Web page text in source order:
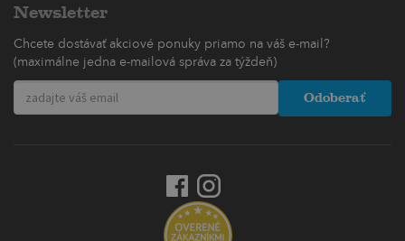
Newsletter
Chcete dostávať akciové ponuky priamo na váš e-mail?
(maximálne jedna e-mailová správa za týždeň)
Odoberať